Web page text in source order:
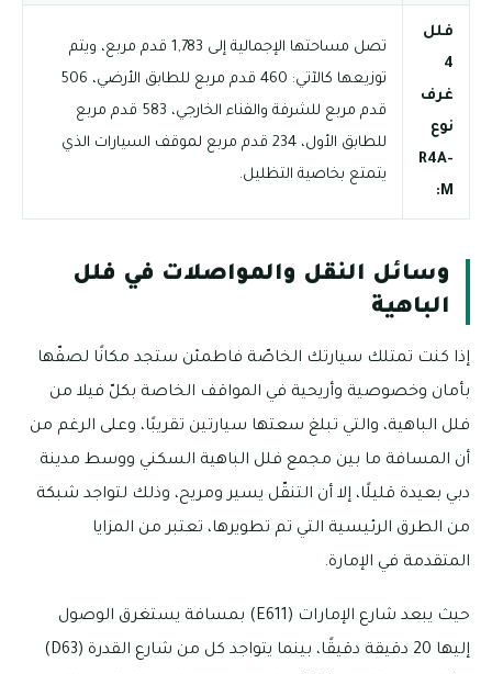
فلل
4
غرف
نوع
R4A-
M:
تصل مساحتها الإجمالية إلى 1,783 قدم مربع، ويتم
توزيعها كالآتي: 460 قدم مربع للطابق الأرضي، 506
قدم مربع للشرفة والفناء الخارجي، 583 قدم مربع
للطابق الأول، 234 قدم مربع لموقف السيارات الذي
يتمتع بخاصية التظليل.
وسائل النقل والمواصلات في فلل
الباهية
إذا كنت تمتلك سيارتك الخاصّة فاطمئن ستجد مكانًا لصفّها
بأمان وخصوصية وأريحية في المواقف الخاصة بكلّ فيلا من
فلل الباهية، والتي تبلغ سعتها سيارتين تقريبًا، وعلى الرغم من
أن المسافة ما بين مجمع فلل الباهية السكني ووسط مدينة
دبي بعيدة قليلًا، إلا أن التنقّل يسير ومريح، وذلك لتواجد شبكة
من الطرق الرئيسية التي تم تطويرها، تعتبر من المزايا
المتقدمة في الإمارة.
حيث يبعد شارع الإمارات (E611) بمسافة يستغرق الوصول
إليها 20 دقيقة دقيقًا، بينما يتواجد كل من شارع القدرة (D63)